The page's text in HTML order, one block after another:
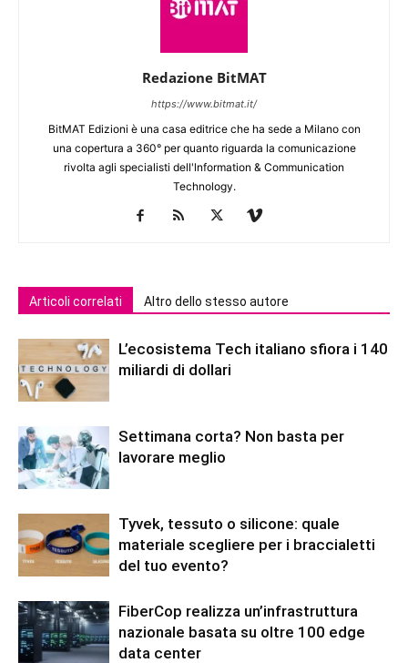
Redazione BitMAT
https://www.bitmat.it/
BitMAT Edizioni è una casa editrice che ha sede a Milano con
una copertura a 360° per quanto riguarda la comunicazione
rivolta agli specialisti dell'lnformation & Communication
Technology.
Articoli correlati Altro dello stesso autore
L’ecosistema Tech italiano sfiora i 140
miliardi di dollari
Settimana corta? Non basta per
lavorare meglio
Tyvek, tessuto o silicone: quale
materiale scegliere per i braccialetti
del tuo evento?
FiberCop realizza un’infrastruttura
nazionale basata su oltre 100 edge
data center